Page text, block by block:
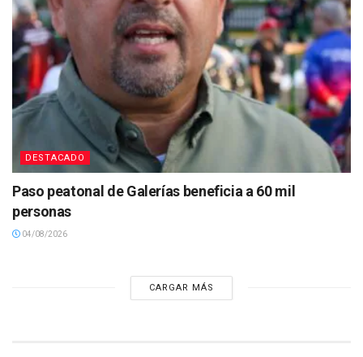
DESTACADO
Paso peatonal de Galerías beneficia a 60 mil
personas
04/08/2026
CARGAR MÁS